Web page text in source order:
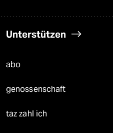
Unterstützen
abo
genossenschaft
taz zahl ich